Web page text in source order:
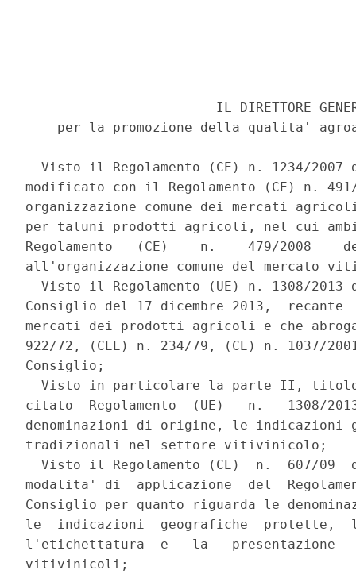
IL DIRETTORE
per la promozione della qualita'
Visto il Regolamento (CE) n. 1234/2007
modificato con il Regolamento (CE) n.
organizzazione comune dei mercati
per taluni prodotti agricoli, nel cui
Regolamento   (CE)    n.    479/2008
all'organizzazione comune del mercato
Visto il Regolamento (UE) n. 1308/2013
Consiglio del 17 dicembre 2013,  recante
mercati dei prodotti agricoli e che
922/72, (CEE) n. 234/79, (CE) n. 1037/
Consiglio;
Visto in particolare la parte II,
citato  Regolamento  (UE)   n.   1308/
denominazioni di origine, le indicazioni
tradizionali nel settore vitivinicolo;
Visto il Regolamento (CE)  n.  607/09
modalita' di  applicazione  del
Consiglio per quanto riguarda le
le  indicazioni  geografiche  protette,
l'etichettatura  e   la   presentazione
vitivinicoli;